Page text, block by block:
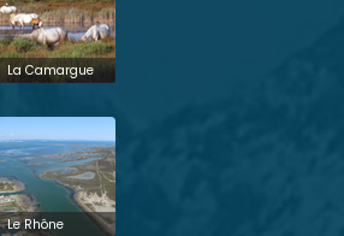
La Camargue
Le Rhône